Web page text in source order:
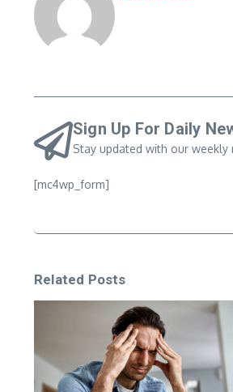
Sign Up For Daily
Stay updated with our
[mc4wp_form]
Related Posts